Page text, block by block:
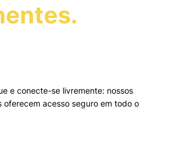
e conecte-se livremente: nossos
oferecem acesso seguro em todo o